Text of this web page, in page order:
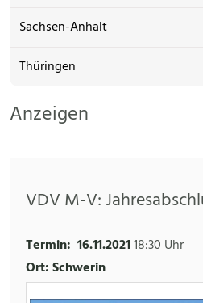
Sachsen-Anhalt
Thüringen
Anzeigen
VDV M-V:
Termin: 16.11.202118:30 Uhr
Ort: Schwerin